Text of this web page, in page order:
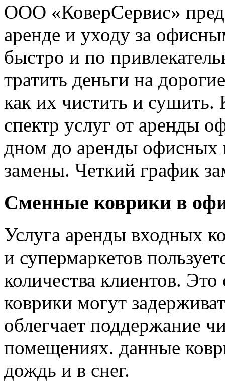
ООО «КоверСервис»
аренде и уходу за
быстро и по
тратить деньги на
как их чистить и
спектр услуг от аренды
дном до аренды офисных
замены. Четкий график
Сменные коврики в
Услуга аренды входных
и супермаркетов
количества клиентов. Это
коврики могут
облегчает поддержание
помещениях. данные
дождь и в снег.